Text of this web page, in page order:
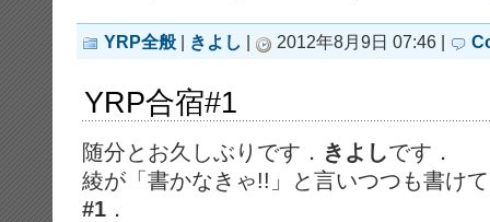
YRP全般 | きよし | 2012年8月9日 07:46 |
YRP合宿#1
随分とお久しぶりです． きよしです．
綾が「書かなきゃ!!」と言いつつも書け
#1 ．